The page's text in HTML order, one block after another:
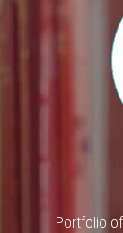
Portfolio